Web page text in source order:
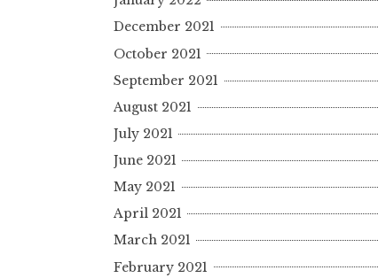
December 2021
October 2021
September 2021
August 2021
July 2021
June 2021
May 2021
April 2021
March 2021
February 2021